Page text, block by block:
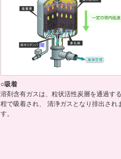
○吸着
溶剤含有ガスは、粒状活性炭層を通過す
程で吸着され、 清浄ガスとなり排出され
す。